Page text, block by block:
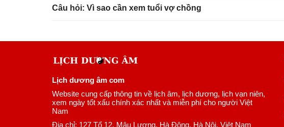
Câu hỏi: Vì sao cần xem tuổi vợ chồng
Lịch dương âm com
Website cung cấp thông tin về lịch âm, lịch dương, lịch vạn niên,
xem ngày tốt xấu chính xác nhất và miễn phí cho người Việt
Nam
Địa chỉ: 127 Tổ 12, Mậu Lương, Hà Đông, Hà Nội, Việt Nam